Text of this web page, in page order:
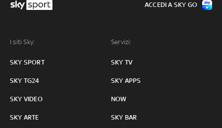
I siti Sky:
SKY SPORT
SKY TG24
SKY VIDEO
SKY ARTE
Servizi:
SKY TV
SKY APPS
NOW
SKY BAR
ACCEDI A SKY GO